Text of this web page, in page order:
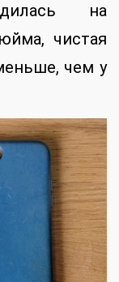
на
чистая
чем у